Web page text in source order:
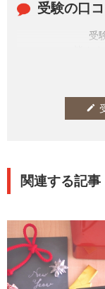
受験の口
受
edit
関連する記事